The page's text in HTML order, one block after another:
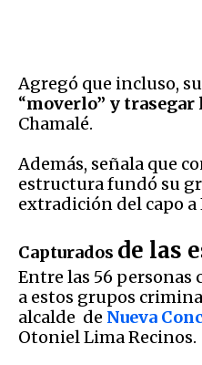
Agregó que incluso,
“moverlo” y trasegar
Chamalé.
Además, señala que
estructura fundó su
extradición del capo a
Capturados de las
Entre las 56 personas
a estos grupos
alcalde de Nueva
Otoniel Lima Recinos.